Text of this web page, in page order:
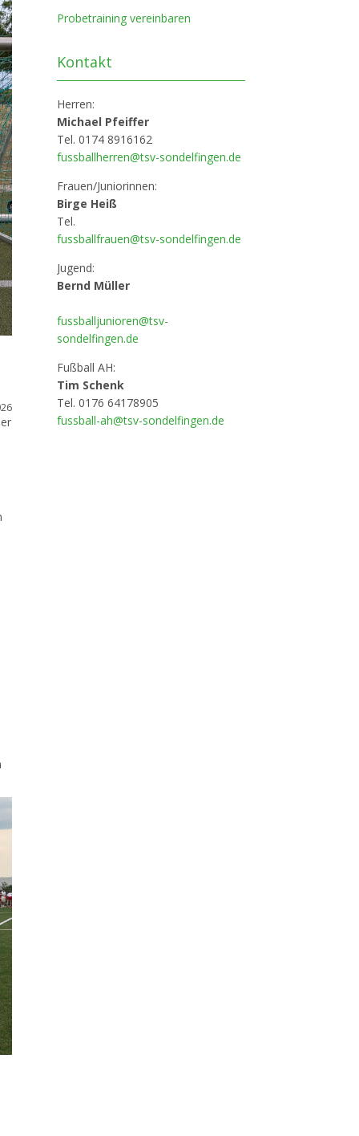
Probetraining vereinbaren
Kontakt
Herren:
Michael Pfeiffer
Tel. 0174 8916162
fussballherren@tsv-sondelfingen.de
Frauen/Juniorinnen:
Birge Heiß
Tel.
fussballfrauen@tsv-sondelfingen.de
Jugend:
Bernd Müller
fussballjunioren@tsv-
sondelfingen.de
Fußball AH:
Tim Schenk
Tel. 0176 64178905
fussball-ah@tsv-sondelfingen.de